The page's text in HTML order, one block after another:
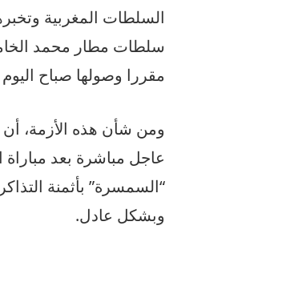
السلطات المغربية
سلطات مطار محمد
مقررا وصولها صباح
ومن شأن هذه الأزمة،
عاجل مباشرة بعد
“السمسرة” بأثمنة
وبشكل عادل.